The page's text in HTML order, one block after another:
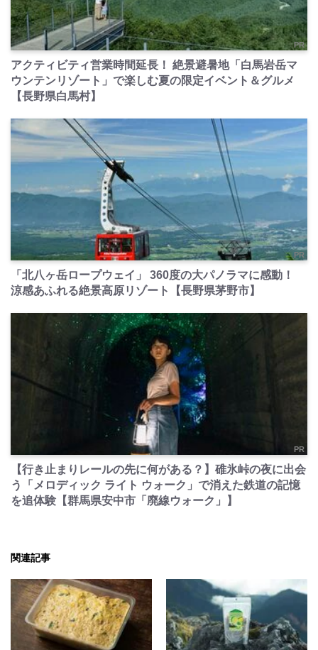
PR
アクティビティ営業時間延長！ 絶景避暑地「白馬岩岳マ
ウンテンリゾート」で楽しむ夏の限定イベント＆グルメ
【長野県白馬村】
PR
「北八ヶ岳ロープウェイ」 360度の大パノラマに感動！
涼感あふれる絶景高原リゾート【長野県茅野市】
PR
【行き止まりレールの先に何がある？】碓氷峠の夜に出会
う「メロディック ライト ウォーク」で消えた鉄道の記憶
を追体験【群馬県安中市「廃線ウォーク」】
関連記事